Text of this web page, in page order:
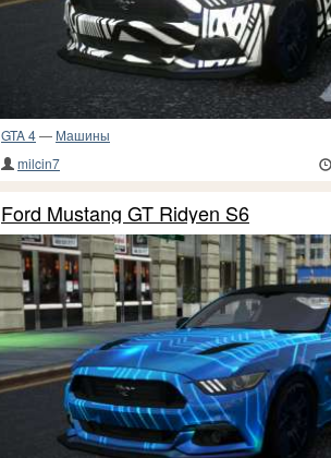
GTA 4— Машины
milcin7
Ford Mustang GT Ridyen S6